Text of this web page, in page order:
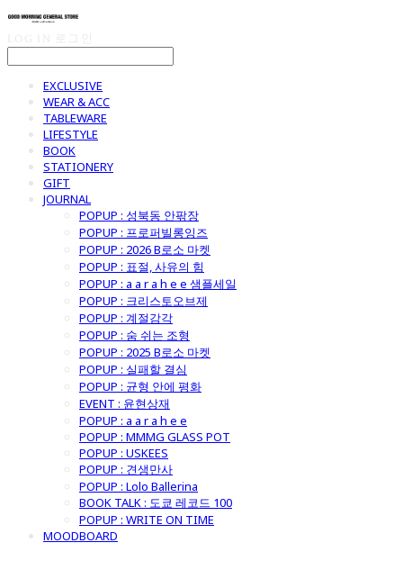
EXCLUSIVE
WEAR & ACC
TABLEWARE
LIFESTYLE
BOOK
STATIONERY
GIFT
JOURNAL
POPUP : 성북동 안팎장
POPUP : 프로퍼빌롱잉즈
POPUP : 2026 B로소 마켓
POPUP : 표절, 사유의 힘
POPUP : a a r a h e e 샘플세일
POPUP : 크리스토오브제
POPUP : 계절감각
POPUP : 숨 쉬는 조형
POPUP : 2025 B로소 마켓
POPUP : 실패할 결심
POPUP : 균형 안에 평화
EVENT : 윤현상재
POPUP : a a r a h e e
POPUP : MMMG GLASS POT
POPUP : USKEES
POPUP : 견생만사
POPUP : Lolo Ballerina
BOOK TALK : 도쿄 레코드 100
POPUP : WRITE ON TIME
MOODBOARD